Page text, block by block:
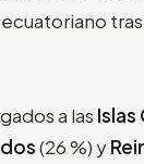
a las Islas
(26 %) y